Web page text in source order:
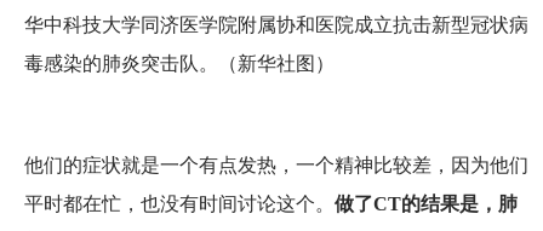
华中科技大学同济医学院附属协和医院成立抗击新型冠状病
毒感染的肺炎突击队。（新华社图）
他们的症状就是一个有点发热，一个精神比较差，因为他们
平时都在忙，也没有时间讨论这个。 做了CT的结果是，肺